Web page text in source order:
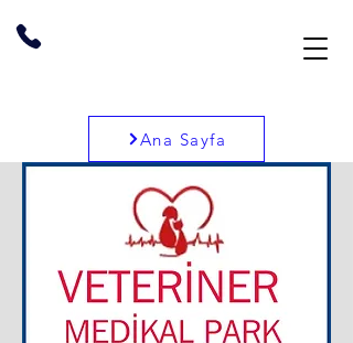
Ana Sayfa